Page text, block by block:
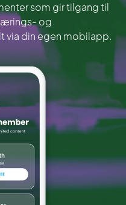
som gir tilgang til
og
via din egen mobilapp.